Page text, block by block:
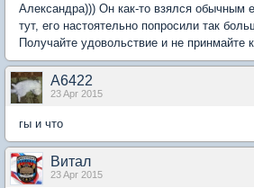
Александра))) Он как-то взялся обычным
тут, его настоятельно попросили так
Получайте удовольствие и не принмайте
А6422
23 Apr 2015
гы и что
Витал
23 Apr 2015